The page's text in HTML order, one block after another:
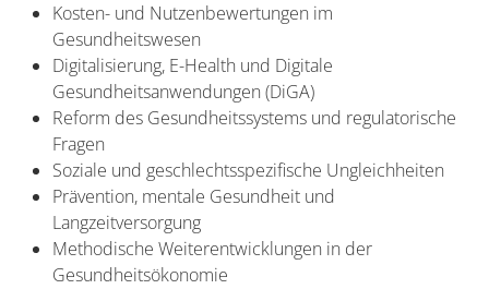
Kosten- und Nutzenbewertungen im
Gesundheitswesen
Digitalisierung, E-Health und Digitale
Gesundheitsanwendungen (DiGA)
Reform des Gesundheitssystems und regulatorische
Fragen
Soziale und geschlechtsspezifische Ungleichheiten
Prävention, mentale Gesundheit und
Langzeitversorgung
Methodische Weiterentwicklungen in der
Gesundheitsökonomie